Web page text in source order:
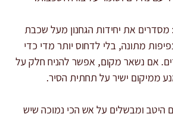
מסדרים את יחידות הגחנון מעל שכבת
מתונה, בלי לדחוס יותר מדי כדי
אם נשאר מקום, אפשר להניח חלק על
ממיקום ישיר על תחתית הסיר.
היטב ומבשלים על אש הכי נמוכה שיש